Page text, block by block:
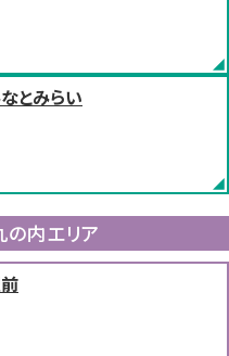
の内エリア
とみらい